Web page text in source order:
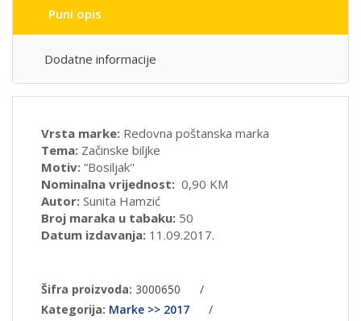
Puni opis
Dodatne informacije
Vrsta marke: Redovna poštanska marka
Tema: Začinske biljke
Motiv: “Bosiljak''
Nominalna vrijednost: 0,90 KM
Autor: Sunita Hamzić
Broj maraka u tabaku: 50
Datum izdavanja: 11.09.2017.
Šifra proizvoda: 3000650
/
Kategorija: Marke >> 2017
/